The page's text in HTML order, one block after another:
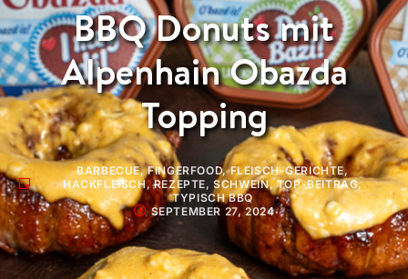
BBQ Donuts mit
Alpenhain Obazda
Topping
BARBECUE,FINGERFOOD,FLEISCH-GERICHTE,
HACKFLEISCH,REZEPTE,SCHWEIN,TOP-BEITRAG,
TYPISCH BBQ
SEPTEMBER 27, 2024